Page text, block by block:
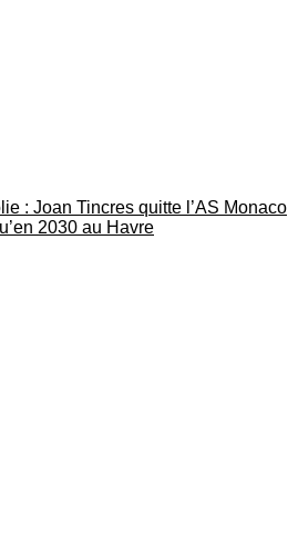
: Joan Tincres quitte l’AS Monaco
2030 au Havre